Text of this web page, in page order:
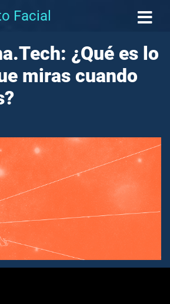
Facial
¿Qué es lo
miras cuando